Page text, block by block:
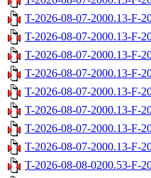
T-2026-08-07-2000.13-F-
T-2026-08-07-2000.13-F-
T-2026-08-07-2000.13-F-
T-2026-08-07-2000.13-F-
T-2026-08-07-2000.13-F-
T-2026-08-07-2000.13-F-
T-2026-08-07-2000.13-F-
T-2026-08-07-2000.13-F-
T-2026-08-08-0200.53-F-